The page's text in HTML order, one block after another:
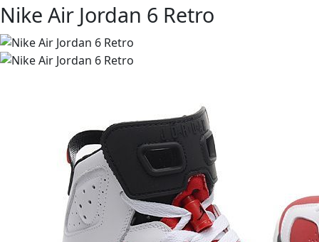
Nike Air Jordan 6 Retro